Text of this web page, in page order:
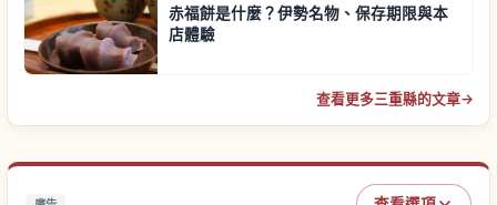
赤福餅是什麼？伊勢名物、保存期限與本
店體驗
查看更多三重縣的文章→